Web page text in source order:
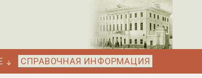
СПРАВОЧНАЯ ИНФОРМАЦИЯ